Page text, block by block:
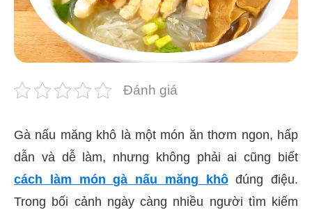
Đánh giá
Gà nấu măng khô là một món ăn thơm ngon, hấp
dẫn và dễ làm, nhưng không phải ai cũng biết
cách làm món gà nấu măng khôđúng điệu.
Trong bối cảnh ngày càng nhiều người tìm kiếm